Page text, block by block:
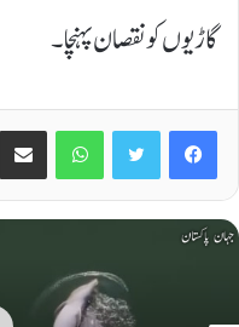
گاڑیوں کو نقصان پہنچا۔
Facebook
Twitter